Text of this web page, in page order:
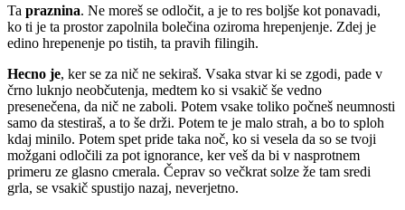
Ta praznina. Ne moreš se odločit, a je to res boljše kot ponavadi,
ko ti je ta prostor zapolnila bolečina oziroma hrepenjenje. Zdej je
edino hrepenenje po tistih, ta pravih filingih.
Hecno je, ker se za nič ne sekiraš. Vsaka stvar ki se zgodi, pade v
črno luknjo neobčutenja, medtem ko si vsakič še vedno
presenečena, da nič ne zaboli. Potem vsake toliko počneš neumnosti
samo da stestiraš, a to še drži. Potem te je malo strah, a bo to sploh
kdaj minilo. Potem spet pride taka noč, ko si vesela da so se tvoji
možgani odločili za pot ignorance, ker veš da bi v nasprotnem
primeru ze glasno cmerala. Čeprav so večkrat solze že tam sredi
grla, se vsakič spustijo nazaj, neverjetno.